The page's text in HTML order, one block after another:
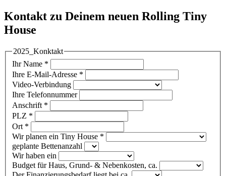
Kontakt zu Deinem neuen Rolling Tiny
House
2025_Konktakt
Ihr Name *
Ihre E-Mail-Adresse *
Video-Verbindung
Ihre Telefonnummer
Anschrift *
PLZ *
Ort *
Wir planen ein Tiny House *
geplante Bettenanzahl
Wir haben ein
Budget für Haus, Grund- & Nebenkosten, ca.